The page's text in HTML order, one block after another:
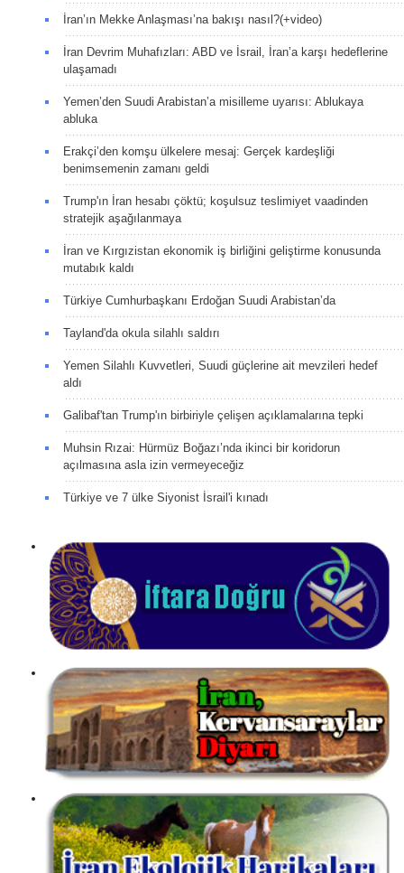
İran’ın Mekke Anlaşması’na bakışı nasıl?(+video)
İran Devrim Muhafızları: ABD ve İsrail, İran’a karşı hedeflerine
ulaşamadı
Yemen’den Suudi Arabistan’a misilleme uyarısı: Ablukaya
abluka
Erakçi’den komşu ülkelere mesaj: Gerçek kardeşliği
benimsemenin zamanı geldi
Trump'ın İran hesabı çöktü; koşulsuz teslimiyet vaadinden
stratejik aşağılanmaya
İran ve Kırgızistan ekonomik iş birliğini geliştirme konusunda
mutabık kaldı
Türkiye Cumhurbaşkanı Erdoğan Suudi Arabistan’da
Tayland'da okula silahlı saldırı
Yemen Silahlı Kuvvetleri, Suudi güçlerine ait mevzileri hedef
aldı
Galibaf'tan Trump'ın birbiriyle çelişen açıklamalarına tepki
Muhsin Rızai: Hürmüz Boğazı’nda ikinci bir koridorun
açılmasına asla izin vermeyeceğiz
Türkiye ve 7 ülke Siyonist İsrail'i kınadı